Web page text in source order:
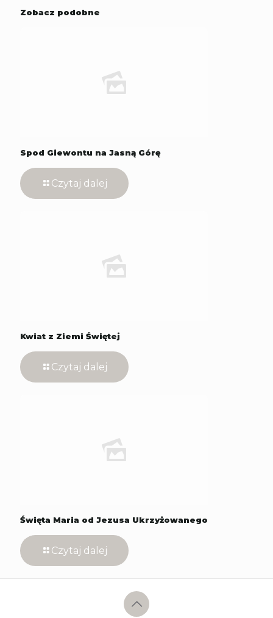
Zobacz podobne
Spod Giewontu na Jasną Górę
Czytaj dalej
Kwiat z Ziemi Świętej
Czytaj dalej
Święta Maria od Jezusa Ukrzyżowanego
Czytaj dalej